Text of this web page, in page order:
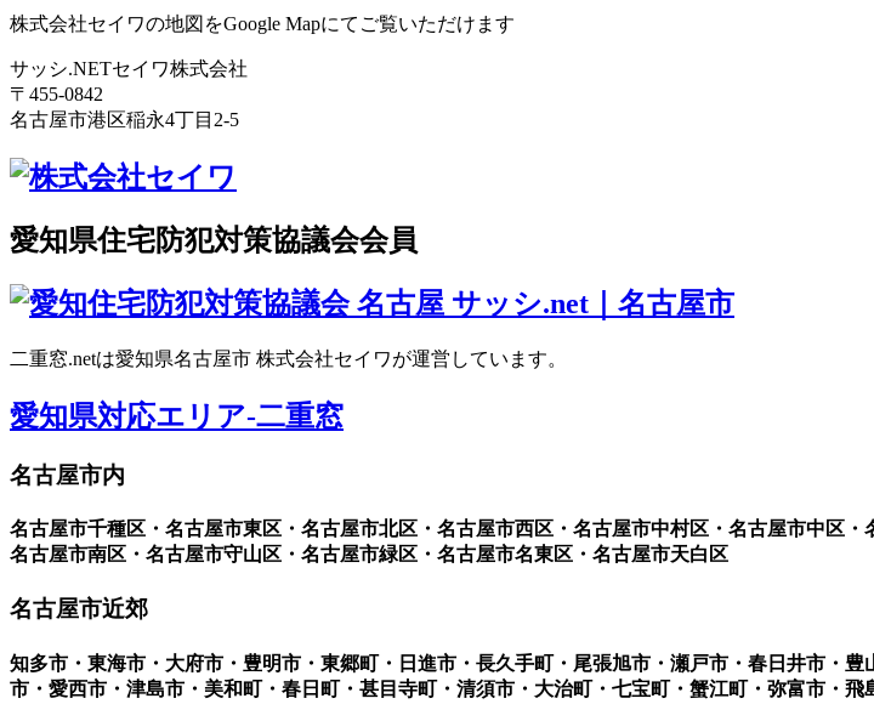
株式会社セイワの地図をGoogle Mapにてご覧いただけます
サッシ.NETセイワ株式会社
〒455-0842
名古屋市港区稲永4丁目2-5
愛知県住宅防犯対策協議会会員
二重窓.netは愛知県名古屋市 株式会社セイワが運営しています。
愛知県対応エリア-二重窓
名古屋市内
名古屋市千種区・名古屋市東区・名古屋市北区・名古屋市西区・名古屋市中村区・名古屋市中区
名古屋市南区・名古屋市守山区・名古屋市緑区・名古屋市名東区・名古屋市天白区
名古屋市近郊
知多市・東海市・大府市・豊明市・東郷町・日進市・長久手町・尾張旭市・瀬戸市・春日井市・
市・愛西市・津島市・美和町・春日町・甚目寺町・清須市・大治町・七宝町・蟹江町・弥富市・飛